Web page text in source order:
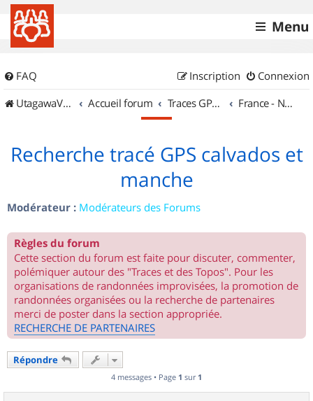
Menu
FAQ Connexion
Inscription
UtagawaVTT (Randos VTT et VTTAE avec traces GPS)
Accueil forum Traces GPS de randos VTT France - Nord Ouest
Recherche tracé GPS calvados et
manche
Modérateur : Modérateurs des Forums
Règles du forum
Cette section du forum est faite pour discuter, commenter,
polémiquer autour des "Traces et des Topos". Pour les
organisations de randonnées improvisées, la promotion de
randonnées organisées ou la recherche de partenaires
merci de poster dans la section appropriée.
RECHERCHE DE PARTENAIRES
Répondre
4 messages • Page 1 sur 1